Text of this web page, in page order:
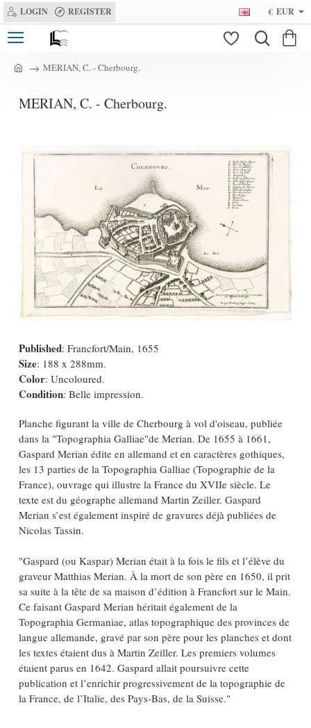
LOGIN REGISTER € EUR
m
MERIAN, C. - Cherbourg.
MERIAN, C. - Cherbourg.
Published: Francfort/Main, 1655
Size: 188 x 288mm.
Color: Uncoloured.
Condition: Belle impression.
Planche figurant la ville de Cherbourg à vol d'oiseau, publiée
dans la "Topographia Galliae"de Merian. De 1655 à 1661,
Gaspard Merian édite en allemand et en caractères gothiques,
les 13 parties de la Topographia Galliae (Topographie de la
France), ouvrage qui illustre la France du XVIIe siècle. Le
texte est du géographe allemand Martin Zeiller. Gaspard
Merian s’est également inspiré de gravures déjà publiées de
Nicolas Tassin.
"Gaspard (ou Kaspar) Merian était à la fois le fils et l’élève du
graveur Matthias Merian. À la mort de son père en 1650, il prit
sa suite à la tête de sa maison d’édition à Francfort sur le Main.
Ce faisant Gaspard Merian héritait également de la
Topographia Germaniae, atlas topographique des provinces de
langue allemande, gravé par son père pour les planches et dont
les textes étaient dus à Martin Zeiller. Les premiers volumes
étaient parus en 1642. Gaspard allait poursuivre cette
publication et l’enrichir progressivement de la topographie de
la France, de l’Italie, des Pays-Bas, de la Suisse."